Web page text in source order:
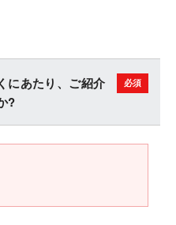
にあたり、ご紹介
?